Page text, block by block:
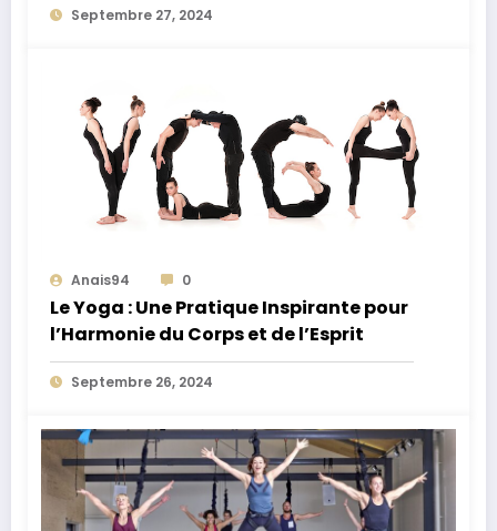
Septembre 27, 2024
Anais94 0
Le Yoga : Une Pratique Inspirante pour
l’Harmonie du Corps et de l’Esprit
Septembre 26, 2024